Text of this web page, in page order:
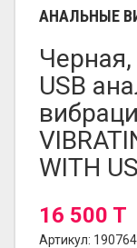
АНАЛЬНЫЕ
USB
WITH
16 500 T
Артикул: 190764